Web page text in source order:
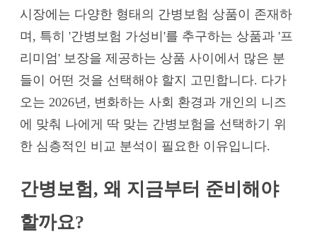
시장에는 다양한 형태의 간병보험 상품이 존재하
며, 특히 '간병보험 가성비'를 추구하는 상품과 '프
리미엄' 보장을 제공하는 상품 사이에서 많은 분
들이 어떤 것을 선택해야 할지 고민합니다. 다가
오는 2026년, 변화하는 사회 환경과 개인의 니즈
에 맞춰 나에게 딱 맞는 간병보험을 선택하기 위
한 심층적인 비교 분석이 필요한 이유입니다.
간병보험, 왜 지금부터 준비해야
할까요?